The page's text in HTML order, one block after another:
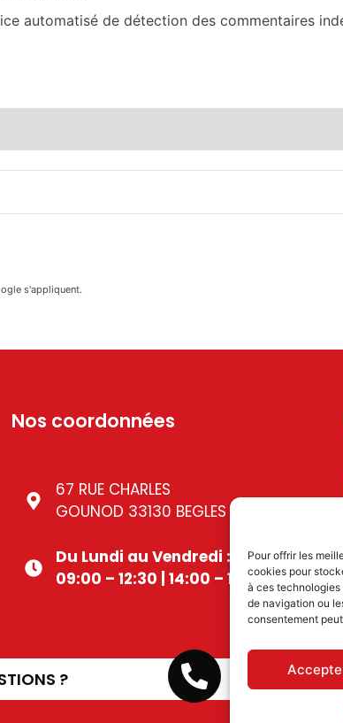
Pour offrir les
cookies pour
à ces
de navigation ou
consentement
automatisé de détection des commentaires
s'appliquent.
Nos coordonnées
67 RUE CHARLES
GOUNOD 33130 BEGLES
Du Lundi au Vendredi :
09:00 – 12:30 | 14:00 – 17:00
? 05 56 49 63